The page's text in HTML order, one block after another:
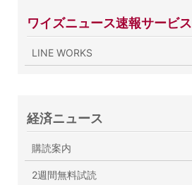
ワイズニュース速報サービス
LINE WORKS
経済ニュース
購読案内
2週間無料試読